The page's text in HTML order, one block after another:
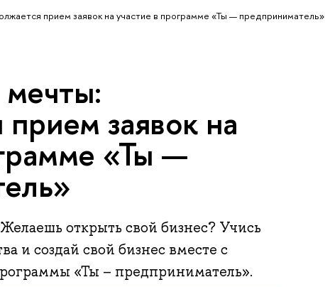
прием заявок на участие в программе «Ты — предприниматель»
мечты:
заявок на
«Ты —
открыть свой бизнес? Учись
и создай свой бизнес вместе с
«Ты – предприниматель».